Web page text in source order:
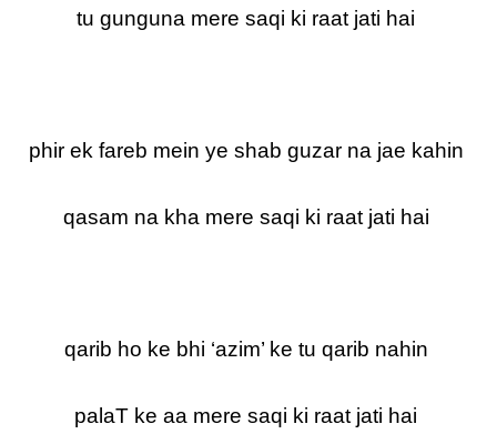
tu gunguna mere saqi ki raat jati hai
phir ek fareb mein ye shab guzar na jae kahin
qasam na kha mere saqi ki raat jati hai
qarib ho ke bhi ‘azim’ ke tu qarib nahin
palaT ke aa mere saqi ki raat jati hai